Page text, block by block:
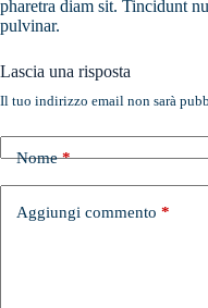
pharetra diam sit. Tincidunt
pulvinar.
Lascia una risposta
Il tuo indirizzo email non sarà
Nome*
Aggiungi commento *